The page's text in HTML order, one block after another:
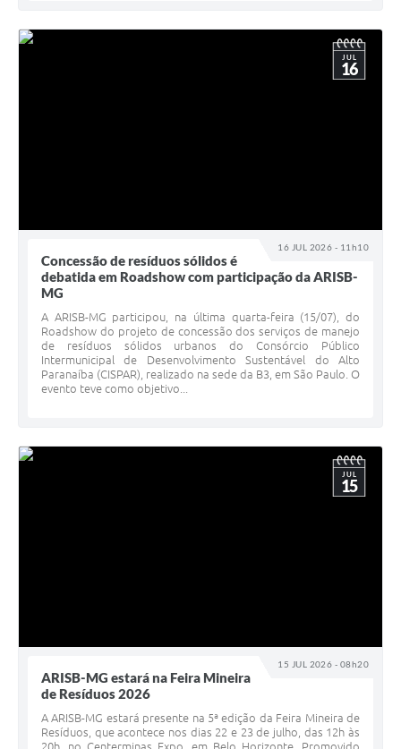
16 JUL 2026 - 11h10
JUL
16
Concessão de resíduos sólidos é
debatida em Roadshow com participação da ARISB-
MG
A ARISB-MG participou, na última quarta-feira (15/07), do
Roadshow do projeto de concessão dos serviços de manejo
de resíduos sólidos urbanos do Consórcio Público
Intermunicipal de Desenvolvimento Sustentável do Alto
Paranaíba (CISPAR), realizado na sede da B3, em São Paulo. O
evento teve como objetivo...
15 JUL 2026 - 08h20
JUL
15
ARISB-MG estará na Feira Mineira
de Resíduos 2026
A ARISB-MG estará presente na 5ª edição da Feira Mineira de
Resíduos, que acontece nos dias 22 e 23 de julho, das 12h às
20h, no Centerminas Expo, em Belo Horizonte. Promovido